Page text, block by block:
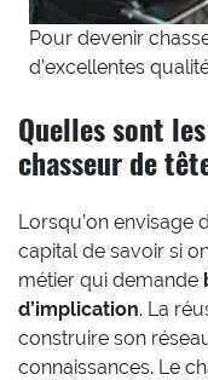
Pour devenir
d’excellentes
Quelles sont
chasseur de
Lorsqu’on envisage
capital de savoir si
métier qui demande
d’implication. La
construire son
connaissances. Le